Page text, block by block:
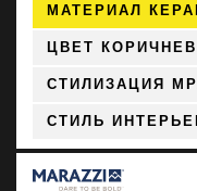
МАТЕРИАЛ
ЦВЕТ
СТИЛИЗАЦИЯ
СТИЛЬ